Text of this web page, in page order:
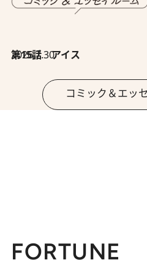
2026.7.30
第15話 アイス
コミック＆エッ
FORTUNE